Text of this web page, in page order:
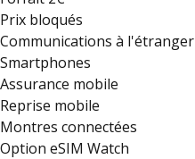
Prix bloqués
Communications à l'étranger
Smartphones
Assurance mobile
Reprise mobile
Montres connectées
Option eSIM Watch